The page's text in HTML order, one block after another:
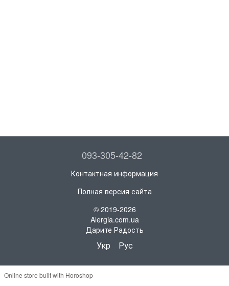
093-305-42-82
Контактная информация
Полная версия сайта
© 2019-2026
Alergia.com.ua
Дарите Радость
Укр Рус
Online store built with Horoshop